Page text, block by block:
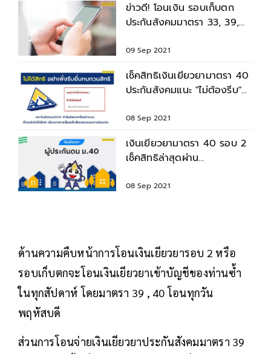
ข่าวดี! โอนเงิน รอบเก็บตก
ประกันสังคมมาตรา 33, 39,
09 Sep 2021
เช็คสิทธิเงินเยียวยามาตรา 40
ประกันสังคมแนะ "ไม่ต้องรีบ"
08 Sep 2021
เงินเยียวยามาตรา 40 รอบ 2
เช็คสิทธิล่าสุดผ่าน
แล้ว
08 Sep 2021
ด้านความคืบหน้าการโอนเงินเยียวยารอบ 2 หรือ
รอบเก็บตกจะโอนเงินเยียวยาเข้าบัญชีของท่านซ้ำ
ในทุกสัปดาห์ โดยมาตรา 39 , 40 โอนทุกวัน
พฤหัสบดี
ส่วนการโอนจ่ายเงินเยียวยาประกันสังคมมาตรา 39